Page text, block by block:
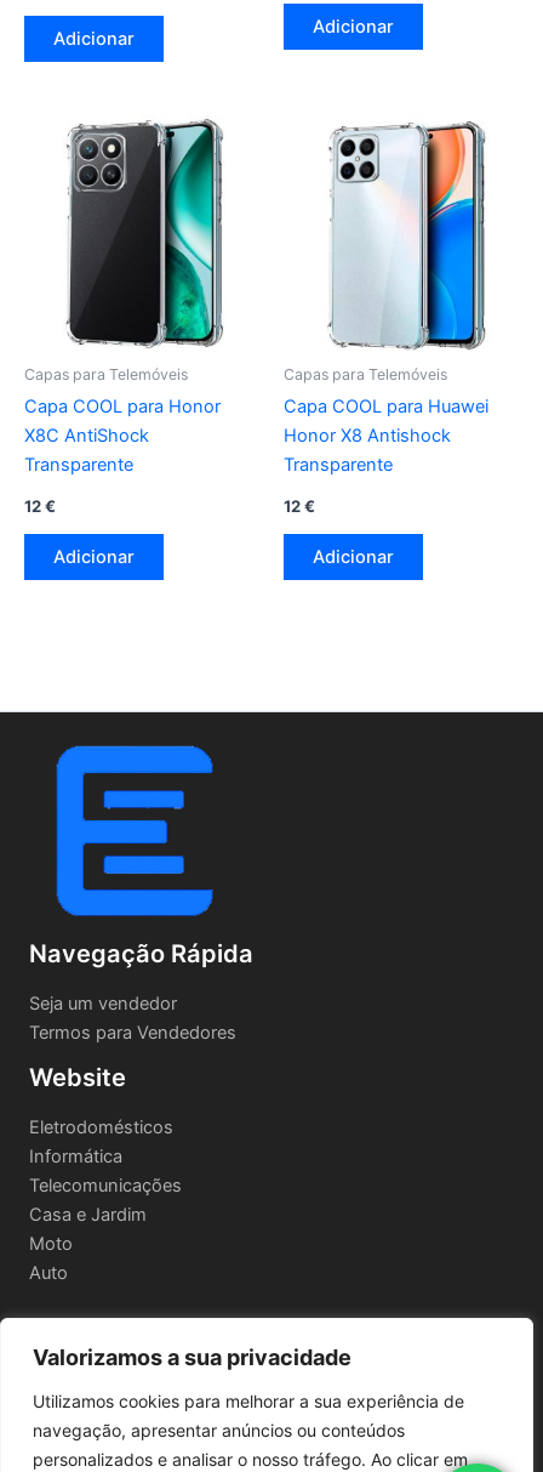
Valorizamos a sua privacidade
Utilizamos cookies para melhorar a sua experiência de
navegação, apresentar anúncios ou conteúdos
personalizados e analisar o nosso tráfego. Ao clicar em
Adicionar
Adicionar
Capas para Telemóveis
Capa COOL para Honor
X8C AntiShock
Transparente
12€
Adicionar
Capas para Telemóveis
Capa COOL para Huawei
Honor X8 Antishock
Transparente
12€
Adicionar
Navegação Rápida
Seja um vendedor
Termos para Vendedores
Website
Eletrodomésticos
Informática
Telecomunicações
Casa e Jardim
Moto
Auto
Informações Legais
Política de privacidade
Termos e Condições